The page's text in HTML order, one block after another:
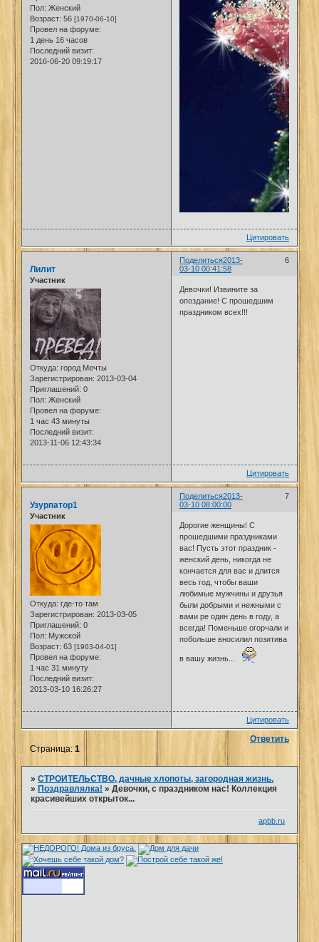
Пол: Женский
Возраст: 56 [1970-06-10]
Провел на форуме:
1 день 16 часов
Последний визит:
2016-06-20 09:19:17
Цитировать
Поделиться 6
2013-
03-10 00:41:58
Лилит
Участник
Откуда: город Мечты
Зарегистрирован: 2013-03-04
Приглашений: 0
Пол: Женский
Провел на форуме:
1 час 43 минуты
Последний визит:
2013-11-06 12:43:34
Девочки! Извините за
опоздание! С прошедшим
праздником всех!!!
Цитировать
Поделиться 7
2013-
03-10 08:00:00
Узурпатор1
Участник
Откуда: где-то там
Зарегистрирован: 2013-03-05
Приглашений: 0
Пол: Мужской
Возраст: 63 [1963-04-01]
Провел на форуме:
1 час 31 минуту
Последний визит:
2013-03-10 16:26:27
Дорогие женщины! С
прошедшими праздниками
вас! Пусть этот праздник -
женский день, никогда не
кончается для вас и длится
весь год, чтобы ваши
любимые мужчины и друзья
были добрыми и нежными с
вами ре один день в году, а
всегда! Поменьше огорчали и
побольше вносилил позитива
в вашу жизнь...
Цитировать
Ответить
Страница:1
»СТРОИТЕЛЬСТВО, дачные хлопоты, загородная жизнь.
»Поздравлялка! »Девочки, с праздником нас! Коллекция
красивейших открыток...
apbb.ru